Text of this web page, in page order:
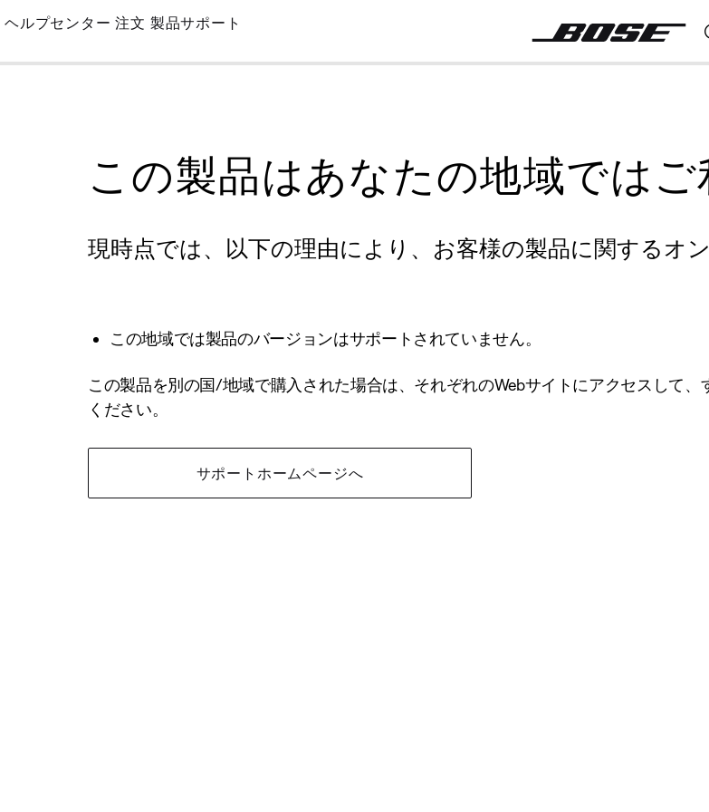
Skip
Main
ヘルプセンター 注文 製品サポート
この製品はあなたの地域では
現時点では、以下の理由により、お客様の製品に関するオ
この地域では製品のバージョンはサポートされていません。
この製品を別の国/地域で購入された場合は、それぞれのWebサイトにアクセスして
ください。
サポートホームページへ